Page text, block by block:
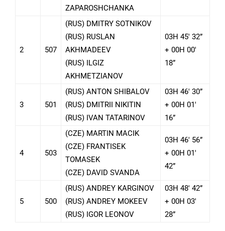
ZAPAROSHCHANKA
2 507
(RUS) DMITRY SOTNIKOV
(RUS) RUSLAN
AKHMADEEV
(RUS) ILGIZ
AKHMETZIANOV
03H 45′ 32”
+ 00H 00′
18”
3 501
(RUS) ANTON SHIBALOV
(RUS) DMITRII NIKITIN
(RUS) IVAN TATARINOV
03H 46′ 30”
+ 00H 01′
16”
4 503
(CZE) MARTIN MACIK
(CZE) FRANTISEK
TOMASEK
(CZE) DAVID SVANDA
03H 46′ 56”
+ 00H 01′
42”
5 500
(RUS) ANDREY KARGINOV
(RUS) ANDREY MOKEEV
(RUS) IGOR LEONOV
03H 48′ 42”
+ 00H 03′
28”